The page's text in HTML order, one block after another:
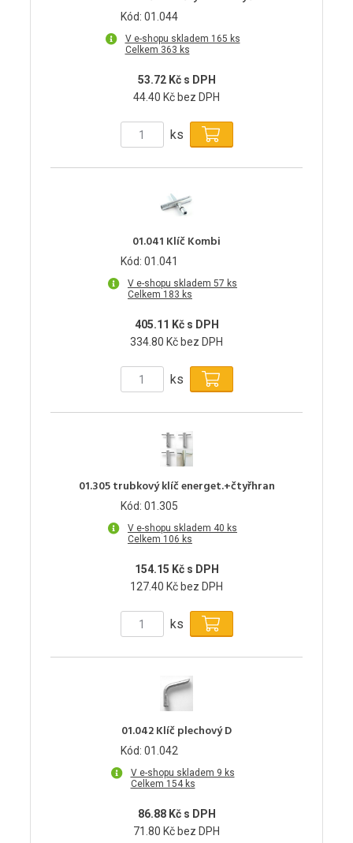
Kód: 01.044
V e-shopu skladem 165 ks
Celkem 363 ks
53.72 Kč s DPH
44.40 Kč bez DPH
ks
01.041 Klíč Kombi
Kód: 01.041
V e-shopu skladem 57 ks
Celkem 183 ks
405.11 Kč s DPH
334.80 Kč bez DPH
ks
01.305 trubkový klíč energet.+čtyřhran
Kód: 01.305
V e-shopu skladem 40 ks
Celkem 106 ks
154.15 Kč s DPH
127.40 Kč bez DPH
ks
01.042 Klíč plechový D
Kód: 01.042
V e-shopu skladem 9 ks
Celkem 154 ks
86.88 Kč s DPH
71.80 Kč bez DPH